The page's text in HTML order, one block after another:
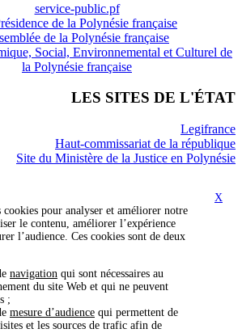
service-public.pf
de la Polynésie française
de la Polynésie française
Social, Environnemental et Culturel de
la Polynésie française
LES SITES DE L'ÉTAT
Legifrance
Haut-commissariat de la république
Site du Ministère de la Justice en Polynésie
X
cookies pour analyser et améliorer notre
le contenu, améliorer l’expérience
l’audience. Ces cookies sont de deux
navigation qui sont nécessaires au
du site Web et qui ne peuvent
;
mesure d’audience qui permettent de
et les sources de trafic afin de